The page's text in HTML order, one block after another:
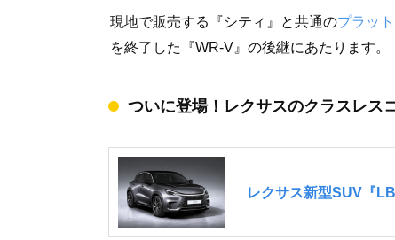
現地で販売する『シティ』と共通のプラッ
を終了した『WR-V』の後継にあたります。
ついに登場！レクサスのクラスレス